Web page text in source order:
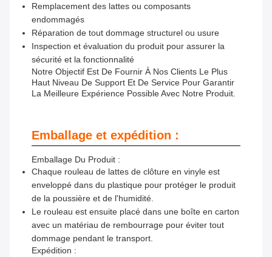
Remplacement des lattes ou composants
endommagés
Réparation de tout dommage structurel ou usure
Inspection et évaluation du produit pour assurer la
sécurité et la fonctionnalité
Notre Objectif Est De Fournir À Nos Clients Le Plus
Haut Niveau De Support Et De Service Pour Garantir
La Meilleure Expérience Possible Avec Notre Produit.
Emballage et expédition :
Emballage Du Produit :
Chaque rouleau de lattes de clôture en vinyle est
enveloppé dans du plastique pour protéger le produit
de la poussière et de l'humidité.
Le rouleau est ensuite placé dans une boîte en carton
avec un matériau de rembourrage pour éviter tout
dommage pendant le transport.
Expédition :